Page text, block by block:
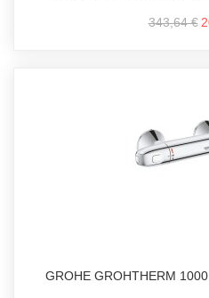
343,64 €
GROHE GROHTHERM